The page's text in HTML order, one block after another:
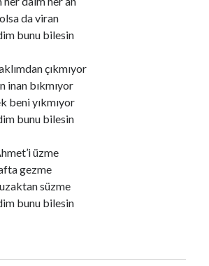
da viran
bunu bilesin
çıkmıyor
inan bıkmıyor
beni yıkmıyor
bunu bilesin
üzme
gezme
süzme
bunu bilesin